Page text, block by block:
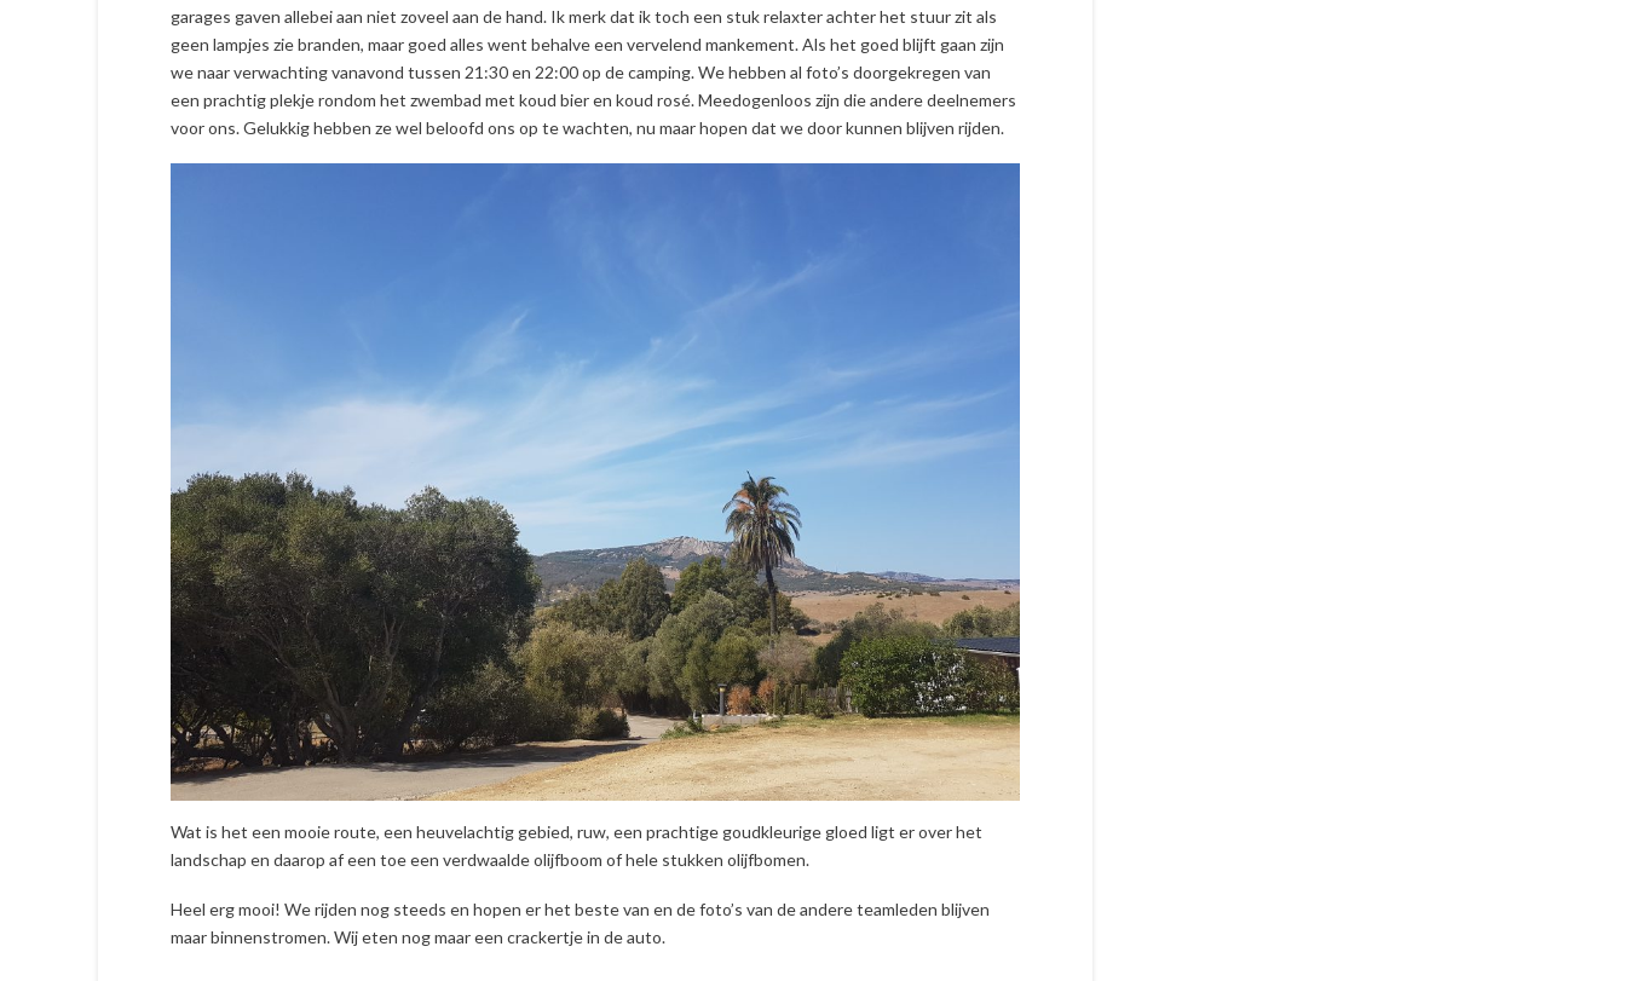
garages gaven allebei aan niet zoveel aan de hand. Ik merk dat ik toch een stuk relaxter achter het stuur zit als
geen lampjes zie branden, maar goed alles went behalve een vervelend mankement. Als het goed blijft gaan zijn
we naar verwachting vanavond tussen 21:30 en 22:00 op de camping. We hebben al foto’s doorgekregen van
een prachtig plekje rondom het zwembad met koud bier en koud rosé. Meedogenloos zijn die andere deelnemers
voor ons. Gelukkig hebben ze wel beloofd ons op te wachten, nu maar hopen dat we door kunnen blijven rijden.
Wat is het een mooie route, een heuvelachtig gebied, ruw, een prachtige goudkleurige gloed ligt er over het
landschap en daarop af een toe een verdwaalde olijfboom of hele stukken olijfbomen.
Heel erg mooi! We rijden nog steeds en hopen er het beste van en de foto’s van de andere teamleden blijven
maar binnenstromen. Wij eten nog maar een crackertje in de auto.